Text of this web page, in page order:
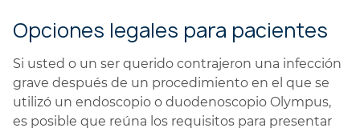
Opciones legales para pacientes
Si usted o un ser querido contrajeron una infección
grave después de un procedimiento en el que se
utilizó un endoscopio o duodenoscopio Olympus,
es posible que reúna los requisitos para presentar